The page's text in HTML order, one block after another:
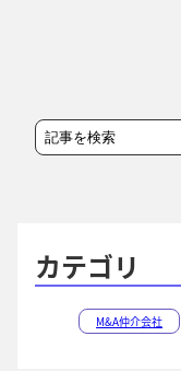
検
索
カテゴリ
M&A仲介会社